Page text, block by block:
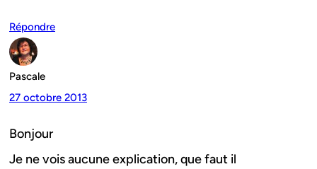
Répondre
Pascale
27 octobre 2013
Bonjour
Je ne vois aucune explication, que faut il